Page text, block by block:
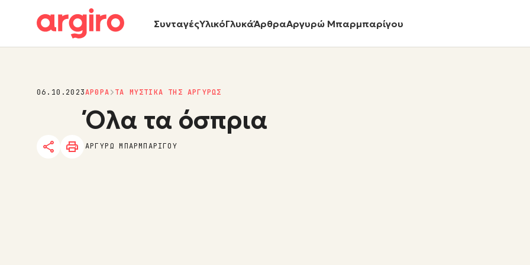
ΣυνταγέςΥλικόΓλυκάΆρθραΑργυρώ Μπαρμπαρίγου
06.10.2023ΑΡΘΡΑ ΤΑ ΜΥΣΤΙΚΑ ΤΗΣ ΑΡΓΥΡΩΣ
Όλα τα όσπρια
ΑΡΓΥΡΩ ΜΠΑΡΜΠΑΡΙΓΟΥ